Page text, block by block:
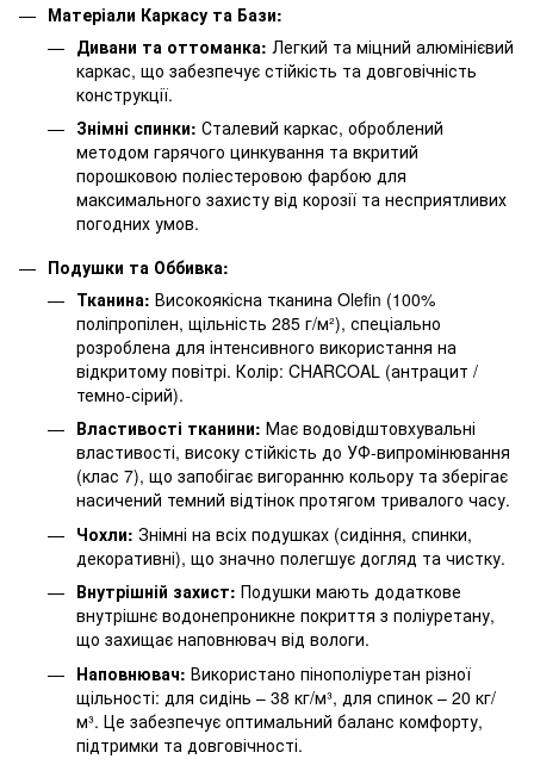
Матеріали Каркасу та Бази:
Дивани та оттоманка: Легкий та міцний алюмінієвий
каркас, що забезпечує стійкість та довговічність
конструкції.
Знімні спинки: Сталевий каркас, оброблений
методом гарячого цинкування та вкритий
порошковою поліестеровою фарбою для
максимального захисту від корозії та несприятливих
погодних умов.
Подушки та Оббивка:
Тканина: Високоякісна тканина Olefin (100%
поліпропілен, щільність 285 г/м²), спеціально
розроблена для інтенсивного використання на
відкритому повітрі. Колір: CHARCOAL (антрацит /
темно-сірий).
Властивості тканини: Має водовідштовхувальні
властивості, високу стійкість до УФ-випромінювання
(клас 7), що запобігає вигоранню кольору та зберігає
насичений темний відтінок протягом тривалого часу.
Чохли: Знімні на всіх подушках (сидіння, спинки,
декоративні), що значно полегшує догляд та чистку.
Внутрішній захист: Подушки мають додаткове
внутрішнє водонепроникне покриття з поліуретану,
що захищає наповнювач від вологи.
Наповнювач: Використано пінополіуретан різної
щільності: для сидінь – 38 кг/м³, для спинок – 20 кг/
м³. Це забезпечує оптимальний баланс комфорту,
підтримки та довговічності.